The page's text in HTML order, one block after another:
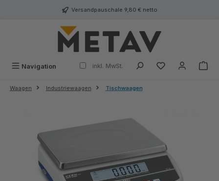
Versandpauschale 9,80 € netto
Navigation inkl. MwSt.
Waagen Industriewaagen Tischwaagen